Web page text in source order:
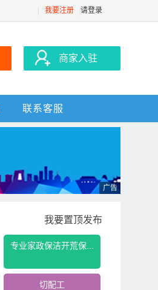
我要注册 请登录
商家入驻
联系客服
我要置顶发布
专业家政保洁开荒保...
切配工